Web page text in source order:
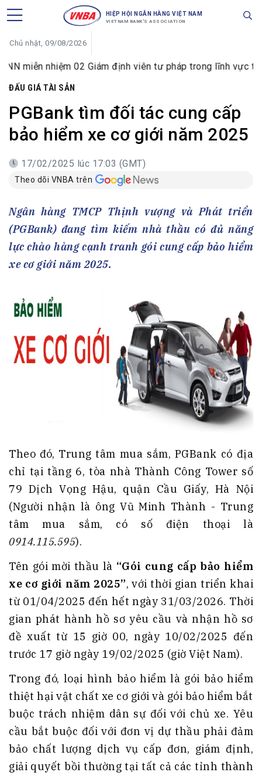
HIỆP HỘI NGÂN HÀNG VIỆT NAM
VIETNAM BANK'S ASSOCIATION
Chủ nhật, 09/08/2026
nhiệm 02 Giám định viên tư pháp trong lĩnh vực tiền tệ và
ĐẤU GIÁ TÀI SẢN
PGBank tìm đối tác cung cấp
bảo hiểm xe cơ giới năm 2025
17/02/2025 lúc 17:03 (GMT)
Theo dõi VNBA trên
Ngân hàng TMCP Thịnh vượng và Phát triển
(PGBank) đang tìm kiếm nhà thầu có đủ năng
lực chào hàng cạnh tranh gói cung cấp bảo hiểm
xe cơ giới năm 2025.
Theo đó, Trung tâm mua sắm, PGBank có địa
chỉ tại tầng 6, tòa nhà Thành Công Tower số
79 Dịch Vọng Hậu, quận Cầu Giấy, Hà Nội
(Người nhận là ông Vũ Minh Thành - Trung
tâm mua sắm, có số điện thoại là
0914.115.595).
Tên gói mời thầu là “Gói cung cấp bảo hiểm
xe cơ giới năm 2025”, với thời gian triển khai
từ 01/04/2025 đến hết ngày 31/03/2026. Thời
gian phát hành hồ sơ yêu cầu và nhận hồ sơ
đề xuất từ 15 giờ 00, ngày 10/02/2025 đến
trước 17 giờ ngày 19/02/2025 (giờ Việt Nam).
Trong đó, loại hình bảo hiểm là gói bảo hiểm
thiệt hại vật chất xe cơ giới và gói bảo hiểm bắt
buộc trách nhiệm dân sự đối với chủ xe. Yêu
cầu bắt buộc đối với đơn vị dự thầu phải đảm
bảo chất lượng dịch vụ cấp đơn, giám định,
giải quyết bồi thường tại tất cả các tỉnh thành